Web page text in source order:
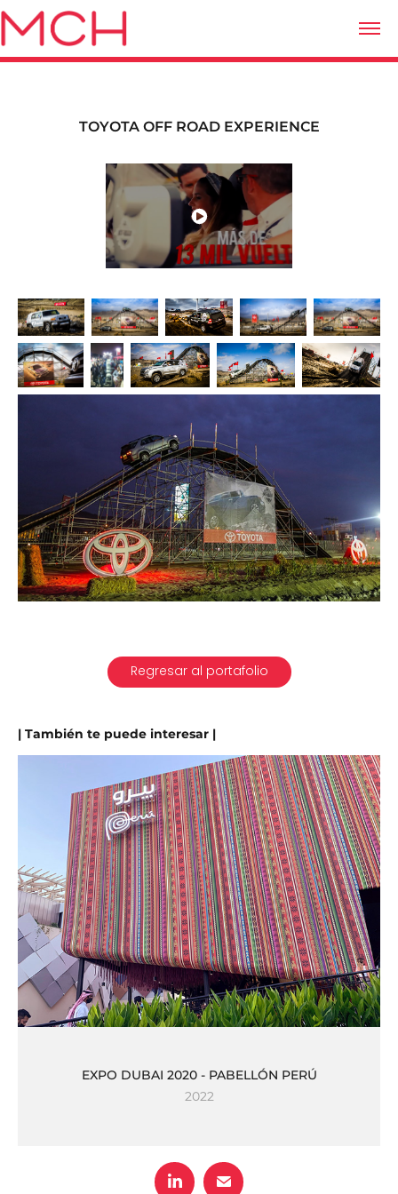
TOYOTA OFF ROAD EXPERIENCE
Regresar al portafolio
| También te puede interesar |
EXPO DUBAI 2020 - PABELLÓN PERÚ
2022